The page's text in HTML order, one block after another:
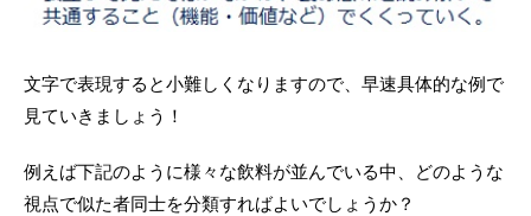
文字で表現すると小難しくなりますので、早速具体的な例で
見ていきましょう！
例えば下記のように様々な飲料が並んでいる中、どのような
視点で似た者同士を分類すればよいでしょうか？